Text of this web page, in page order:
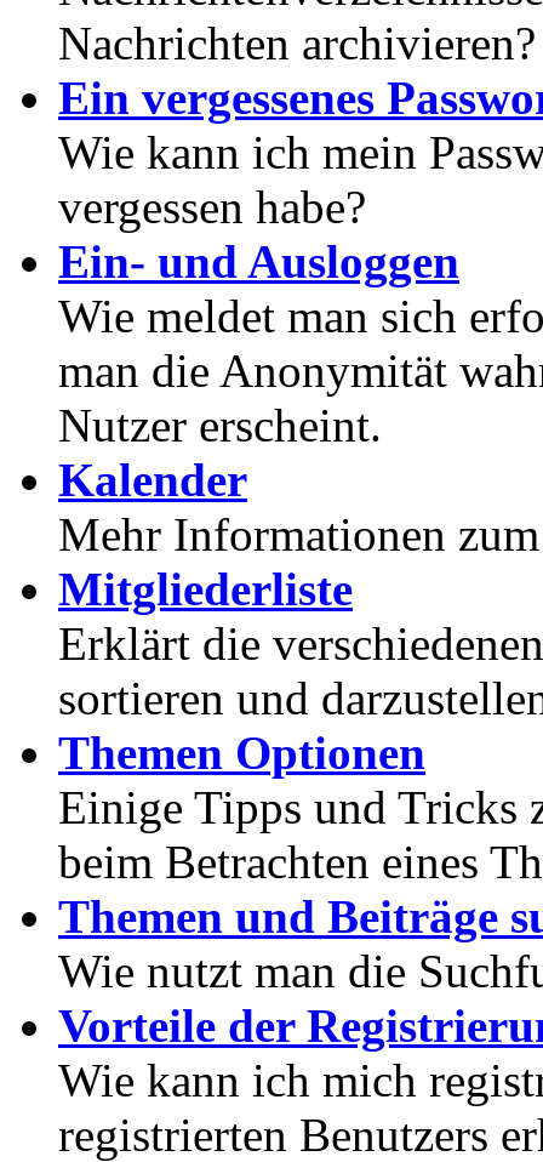
Nachrichten archivieren?
Ein vergessenes
Wie kann ich mein
vergessen habe?
Ein- und Ausloggen
Wie meldet man sich
man die Anonymität
Nutzer erscheint.
Kalender
Mehr Informationen
Mitgliederliste
Erklärt die
sortieren und
Themen Optionen
Einige Tipps und Tricks
beim Betrachten eines
Themen und Beiträge
Wie nutzt man die
Vorteile der
Wie kann ich mich
registrierten Benutzers